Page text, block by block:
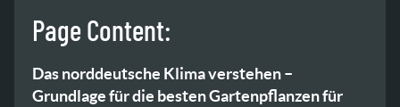
Page Content:
Das norddeutsche Klima verstehen –
Grundlage für die besten Gartenpflanzen für